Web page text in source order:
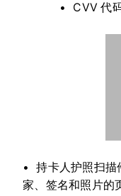
CVV 代
持卡人护照扫描
家、签名和照片的